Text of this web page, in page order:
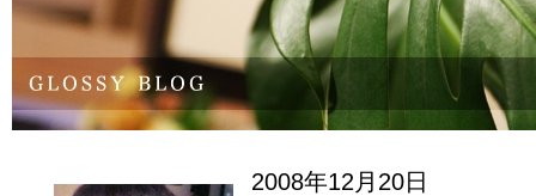
2008年12月20日